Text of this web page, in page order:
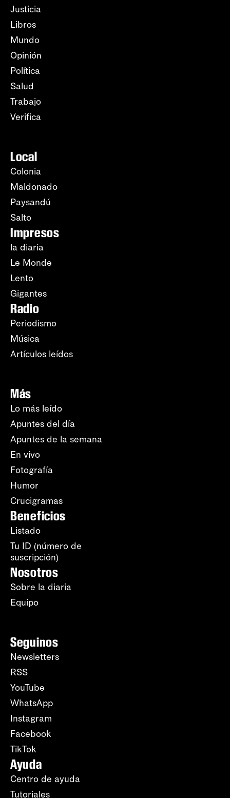
Justicia
Libros
Mundo
Opinión
Política
Salud
Trabajo
Verifica
Local
Colonia
Maldonado
Paysandú
Salto
Impresos
la diaria
Le Monde
Lento
Gigantes
Radio
Periodismo
Música
Artículos leídos
Más
Lo más leído
Apuntes del día
Apuntes de la semana
En vivo
Fotografía
Humor
Crucigramas
Beneficios
Listado
Tu ID (número de
suscripción)
Nosotros
Sobre la diaria
Equipo
Seguinos
Newsletters
RSS
YouTube
WhatsApp
Instagram
Facebook
TikTok
Ayuda
Centro de ayuda
Tutoriales